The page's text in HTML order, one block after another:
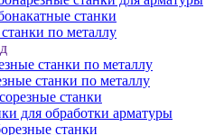
станки
по металлу
станки по металлу
станки по металлу
станки
для обработки арматуры
станки